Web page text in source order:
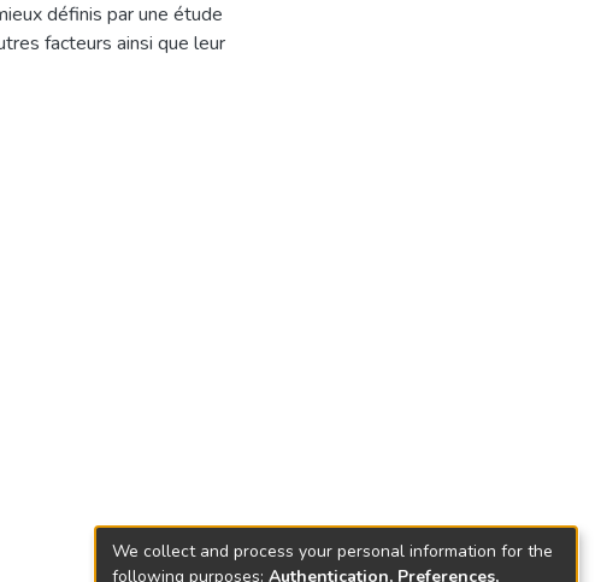
définis par une étude
facteurs ainsi que leur
We collect and process your personal information for the
following purposes: Authentication, Preferences,